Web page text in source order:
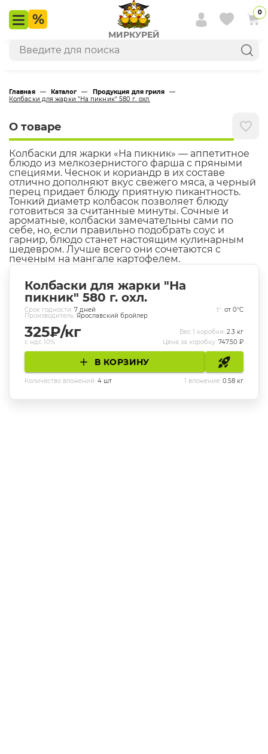
МИРКУРЕЙ
0
Главная — Каталог — Продукция для гриля
—
Колбаски для жарки "На пикник" 580 г. охл.
О товаре
Колбаски для жарки «На пикник» — аппетитное
блюдо из мелкозернистого фарша с пряными
специями. Чеснок и кориандр в их составе
отлично дополняют вкус свежего мяса, а черный
перец придает блюду приятную пикантность.
Тонкий диаметр колбасок позволяет блюду
готовиться за считанные минуты. Сочные и
ароматные, колбаски замечательны сами по
себе, но, если правильно подобрать соус и
гарнир, блюдо станет настоящим кулинарным
шедевром. Лучше всего они сочетаются с
печеным на мангале картофелем.
Колбаски для жарки "На
пикник" 580 г. охл.
Cрок годности: 7 дней t°: от 0°C
Производитель: Ярославский бройлер
325₽/кг
с ндс 10%
Вес 1 коробки: 2.3 кг
Цена за коробку: 747.50 ₽
В КОРЗИНУ
Количество вложений: 4 шт 1 вложение: 0.58 кг